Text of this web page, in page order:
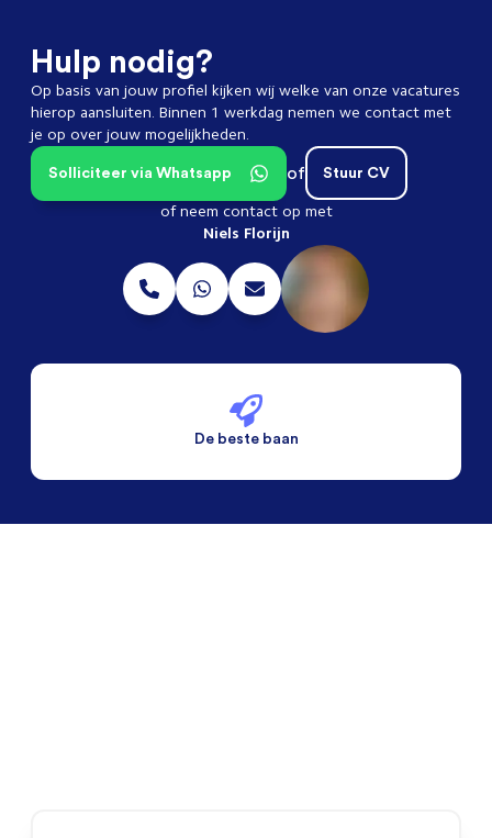
Hulp nodig?
Op basis van jouw profiel kijken wij welke van onze vacatures
hierop aansluiten. Binnen 1 werkdag nemen we contact met
je op over jouw mogelijkheden.
Stuur CV
of
Solliciteer via Whatsapp
of neem contact op met
Niels Florijn
De beste baan